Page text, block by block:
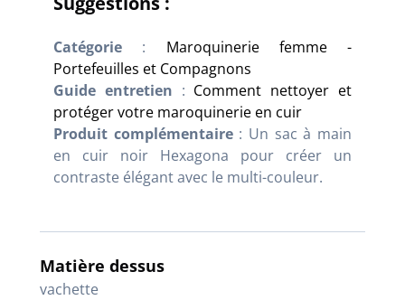
Catégorie : Maroquinerie femme -
Portefeuilles et Compagnons
Guide entretien : Comment nettoyer et
protéger votre maroquinerie en cuir
Produit complémentaire: Un sac à main
en cuir noir Hexagona pour créer un
contraste élégant avec le multi-couleur.
Matière dessus
vachette